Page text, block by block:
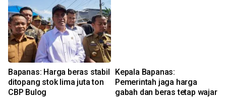
Bapanas: Harga beras stabil
ditopang stok lima juta ton
CBP Bulog
Kepala Bapanas:
Pemerintah jaga harga
gabah dan beras tetap wajar